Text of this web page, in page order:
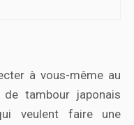
à vous-même au
tambour japonais
veulent faire une